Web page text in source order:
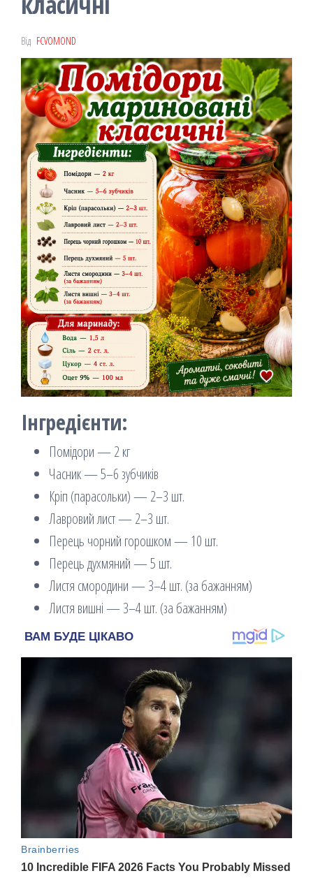
Від FCVOMOND
Інгредієнти:
Помідори — 2 кг
Часник — 5–6 зубчиків
Кріп (парасольки) — 2–3 шт.
Лавровий лист — 2–3 шт.
Перець чорний горошком — 10 шт.
Перець духмяний — 5 шт.
Листя смородини — 3–4 шт. (за бажанням)
Листя вишні — 3–4 шт. (за бажанням)